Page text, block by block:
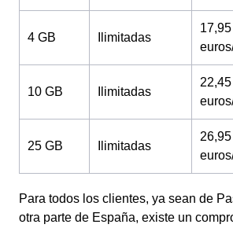
4 GB Ilimitadas
17,95
10 GB Ilimitadas
22,45
25 GB Ilimitadas
26,95
Para todos los clientes, ya sean de
otra parte de España, existe un